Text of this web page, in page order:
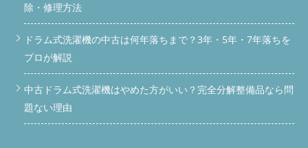
除・修理方法
ドラム式洗濯機の中古は何年落ちまで？3年・5年・7年落ちを
プロが解説
中古ドラム式洗濯機はやめた方がいい？完全分解整備品なら問
題ない理由